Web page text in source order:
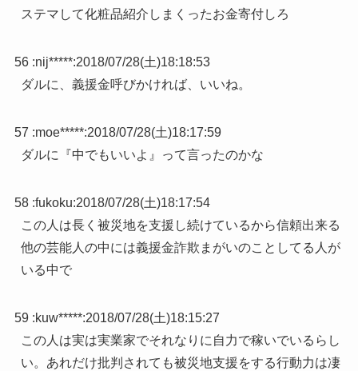
ステマして化粧品紹介しまくったお金寄付しろ
56 :nij*****:2018/07/28(土)18:18:53
ダルに、義援金呼びかければ、いいね。
57 :moe*****:2018/07/28(土)18:17:59
ダルに『中でもいいよ』って言ったのかな
58 :fukoku:2018/07/28(土)18:17:54
この人は長く被災地を支援し続けているから信頼出来る
他の芸能人の中には義援金詐欺まがいのことしてる人が
いる中で
59 :kuw*****:2018/07/28(土)18:15:27
この人は実は実業家でそれなりに自力で稼いでいるらし
い。あれだけ批判されても被災地支援をする行動力は凄